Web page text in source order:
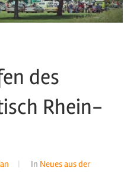
des
Rhein-
In Neues aus der